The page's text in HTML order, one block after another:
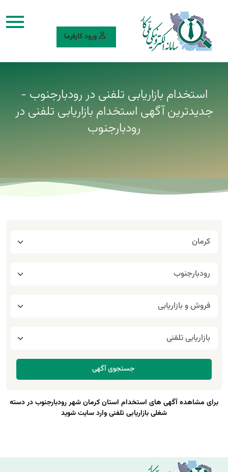
ورود کارفرما
استخدام بازاریابی تلفنی در رودبارجنوب -
جدیدترین آگهی استخدام بازاریابی تلفنی در
رودبارجنوب
برای مشاهده آگهی های استخدام استان کرمان شهر رودبارجنوب در دسته
شغلی بازاریابی تلفنی وارد سایت شوید